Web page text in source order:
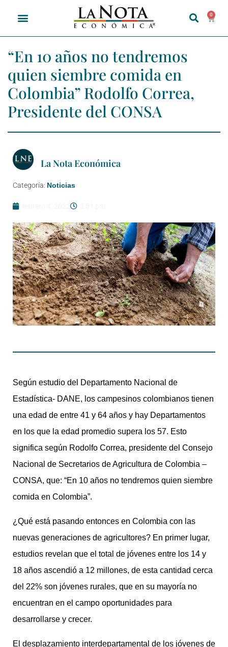
0
“En 10 años no tendremos
quien siembre comida en
Colombia” Rodolfo Correa,
Presidente del CONSA
La Nota Económica
Categoría: Noticias
Según estudio del Departamento Nacional de
Estadística- DANE, los campesinos colombianos tienen
una edad de entre 41 y 64 años y hay Departamentos
en los que la edad promedio supera los 57. Esto
significa según Rodolfo Correa, presidente del Consejo
Nacional de Secretarios de Agricultura de Colombia –
CONSA, que: “En 10 años no tendremos quien siembre
comida en Colombia”.
¿Qué está pasando entonces en Colombia con las
nuevas generaciones de agricultores? En primer lugar,
estudios revelan que el total de jóvenes entre los 14 y
18 años ascendió a 12 millones, de esta cantidad cerca
del 22% son jóvenes rurales, que en su mayoría no
encuentran en el campo oportunidades para
desarrollarse y crecer.
El desplazamiento interdepartamental de los jóvenes de